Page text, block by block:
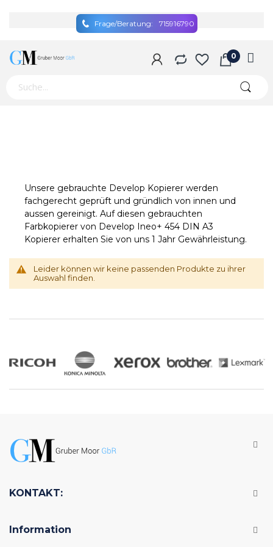
Frage/Beratung: 715916790
Unsere gebrauchte Develop Kopierer werden
fachgerecht geprüft und gründlich von innen und
aussen gereinigt. Auf diesen gebrauchten
Farbkopierer von Develop Ineo+ 454 DIN A3
Kopierer erhalten Sie von uns 1 Jahr Gewährleistung.
Leider können wir keine passenden Produkte zu ihrer
Auswahl finden.
KONTAKT:
Information